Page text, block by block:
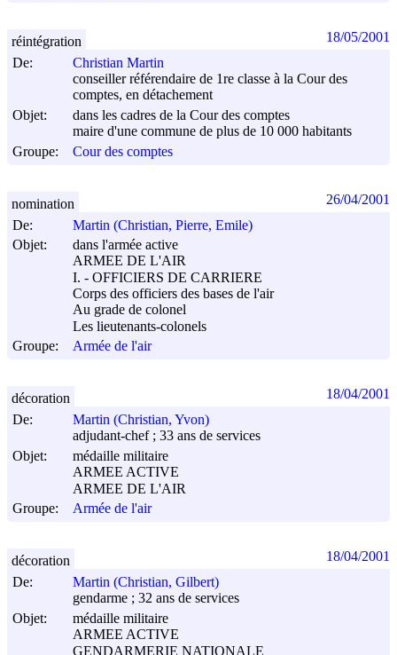
De:
Christian Martin
conseiller référendaire de 1re classe à la Cour des
comptes, en détachement
Objet:
dans les cadres de la Cour des comptes
maire d'une commune de plus de 10 000 habitants
Groupe:
Cour des comptes
réintégration 18/05/2001
De:
Martin (Christian, Pierre, Emile)
Objet:
dans l'armée active
ARMEE DE L'AIR
I. - OFFICIERS DE CARRIERE
Corps des officiers des bases de l'air
Au grade de colonel
Les lieutenants-colonels
Groupe:
Armée de l'air
nomination 26/04/2001
De:
Martin (Christian, Yvon)
adjudant-chef ; 33 ans de services
Objet:
médaille militaire
ARMEE ACTIVE
ARMEE DE L'AIR
Groupe:
Armée de l'air
décoration 18/04/2001
De:
Martin (Christian, Gilbert)
gendarme ; 32 ans de services
Objet:
médaille militaire
ARMEE ACTIVE
GENDARMERIE NATIONALE
décoration 18/04/2001